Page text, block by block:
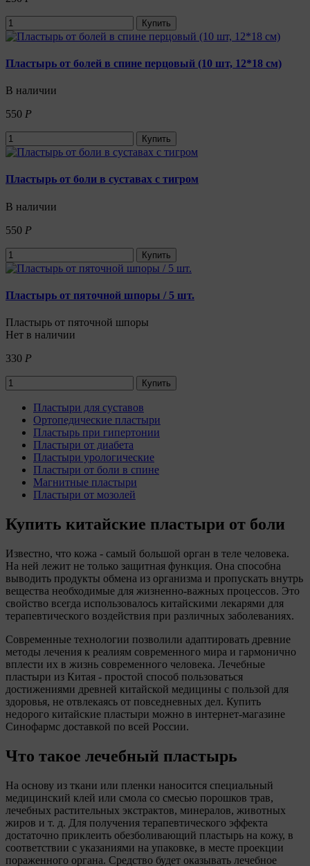
Купить
Пластырь от болей в спине перцовый (10 шт, 12*18 см)
В наличии
550 Р
Купить
Пластырь от боли в суставах с тигром
В наличии
550 Р
Купить
Пластырь от пяточной шпоры / 5 шт.
Пластырь от пяточной шпоры
Нет в наличии
330 Р
Купить
Пластыри для суставов
Ортопедические пластыри
Пластырь при гипертонии
Пластыри от диабета
Пластыри урологические
Пластыри от боли в спине
Магнитные пластыри
Пластыри от мозолей
Купить китайские пластыри от боли
Известно, что кожа - самый большой орган в теле человека.
На ней лежит не только защитная функция. Она способна
выводить продукты обмена из организма и пропускать внутрь
вещества необходимые для жизненно-важных процессов. Это
свойство всегда использовалось китайскими лекарями для
терапевтического воздействия при различных заболеваниях.
Современные технологии позволили адаптировать древние
методы лечения к реалиям современного мира и гармонично
вплести их в жизнь современного человека. Лечебные
пластыри из Китая - простой способ пользоваться
достижениями древней китайской медицины с пользой для
здоровья, не отвлекаясь от повседневных дел. Купить
недорого китайские пластыри можно в интернет-магазине
Синофармс доставкой по всей России.
Что такое лечебный пластырь
На основу из ткани или пленки наносится специальный
медицинский клей или смола со смесью порошков трав,
лечебных растительных экстрактов, минералов, животных
жиров и т. д. Для получения терапевтического эффекта
достаточно приклеить обезболивающий пластырь на кожу, в
соответствии с указаниями на упаковке, в месте проекции
пораженного органа. Средство будет оказывать лечебное